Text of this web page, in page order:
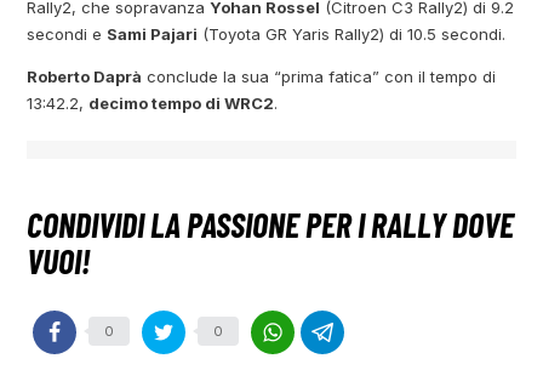
Rally2, che sopravanzaYohan Rossel (Citroen C3 Rally2) di 9.2
secondi e Sami Pajari (Toyota GR Yaris Rally2) di 10.5 secondi.
Roberto Daprà conclude la sua “prima fatica” con il tempo di
13:42.2, decimo tempo di WRC2.
0 0